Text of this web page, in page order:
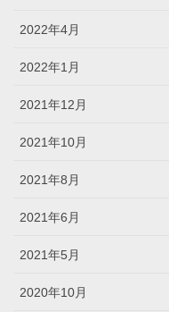
2022年4月
2022年1月
2021年12月
2021年10月
2021年8月
2021年6月
2021年5月
2020年10月